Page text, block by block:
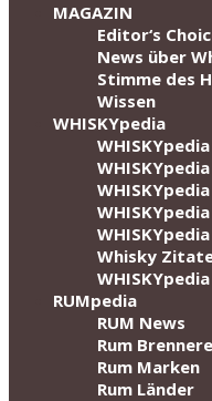
MAGAZIN
Editor‘s
News über
Stimme des
Wissen
WHISKYpedia
Whisky
RUMpedia
RUM News
Rum
Rum Marken
Rum Länder